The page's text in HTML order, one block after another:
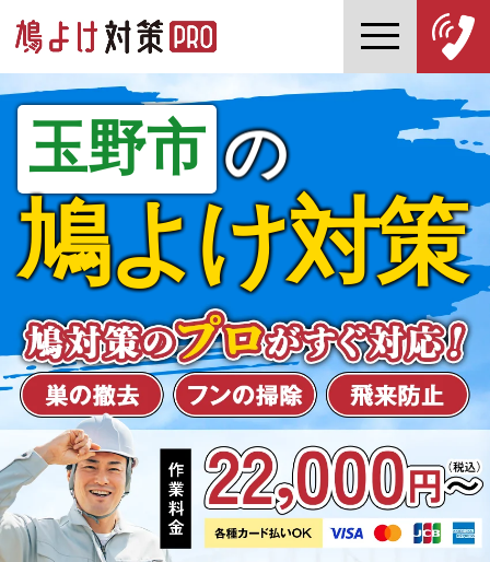
玉野市 の
鳩よけ対策